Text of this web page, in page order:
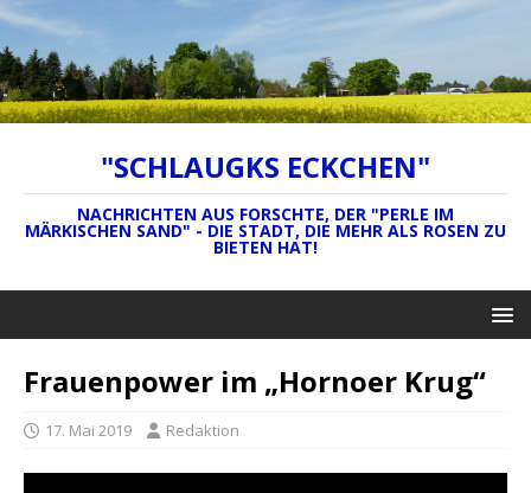
"SCHLAUGKS ECKCHEN"
NACHRICHTEN AUS FORSCHTE, DER "PERLE IM
MÄRKISCHEN SAND" - DIE STADT, DIE MEHR ALS ROSEN ZU
BIETEN HAT!
Frauenpower im „Hornoer Krug“
17. Mai 2019 Redaktion